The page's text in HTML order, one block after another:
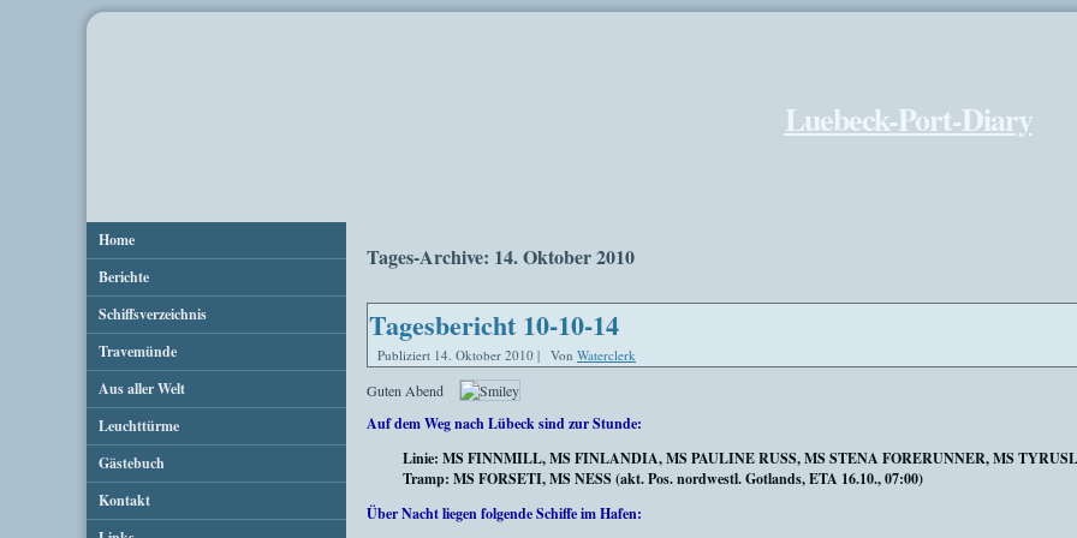
Luebeck-Port-Diary
Home
Berichte
Schiffsverzeichnis
Travemünde
Aus aller Welt
Leuchttürme
Gästebuch
Kontakt
Tages-Archive: 14. Oktober 2010
Tagesbericht 10-10-14
Publiziert 14. Oktober 2010 | Von Waterclerk
Guten Abend
Auf dem Weg nach Lübeck sind zur Stunde:
Linie: MS FINNMILL, MS FINLANDIA, MS PAULINE RUSS, MS STENA FORERUNNER, MS
Tramp: MS FORSETI, MS NESS (akt. Pos. nordwestl. Gotlands, ETA 16.10., 07:00)
Über Nacht liegen folgende Schiffe im Hafen: